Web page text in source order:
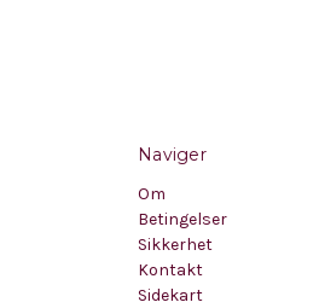
Naviger
Om
Betingelser
Sikkerhet
Kontakt
Sidekart